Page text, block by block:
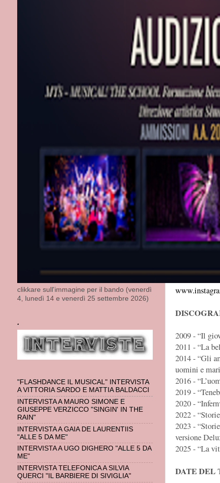
Con la casa
- “Antologia
Murubutu
- “Dante e
illustrati da
universitario
- “Storie
dell’ultimo
pettirosso.
Il 7 marzo
anticipato
singolo “La
Link al
https://
2009 - “Il
2011 - “La
2014 - “Gli
uomini e
2016 -
2019 -
2020 -
2022 -
2023 -
versione
2025 - “La
DATE DEL
clikkare sull'immagine per il bando (venerdì
4, lunedì 14 e venerdì 25 settembre 2026)
.
"FLASHDANCE IL MUSICAL" INTERVISTA
A VITTORIA SARDO E MATTIA BALDACCI
INTERVISTA A MAURO SIMONE E
GIUSEPPE VERZICCO "SINGIN' IN THE
RAIN"
INTERVISTA A GAIA DE LAURENTIIS
"ALLE 5 DA ME"
INTERVISTA A UGO DIGHERO "ALLE 5 DA
ME"
INTERVISTA TELEFONICA A SILVIA
QUERCI "IL BARBIERE DI SIVIGLIA"